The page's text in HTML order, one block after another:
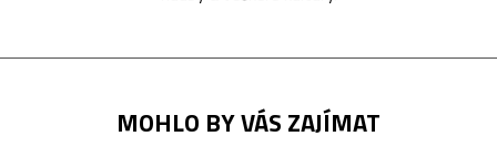
MOHLO BY VÁS ZAJÍMAT